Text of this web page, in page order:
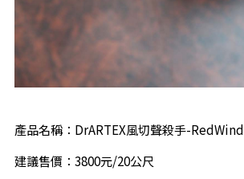
產品名稱：DrARTEX風切聲殺手-RedWind
建議售價：3800元/20公尺